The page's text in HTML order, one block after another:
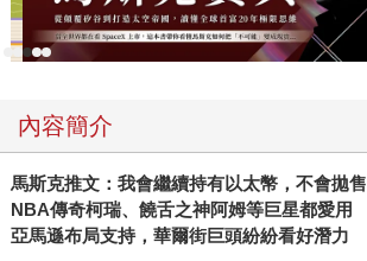
內容簡介
馬斯克推文：我會繼續持有以太幣，不會拋售
NBA傳奇柯瑞、饒舌之神阿姆等巨星都愛用
亞馬遜布局支持，華爾街巨頭紛紛看好潛力